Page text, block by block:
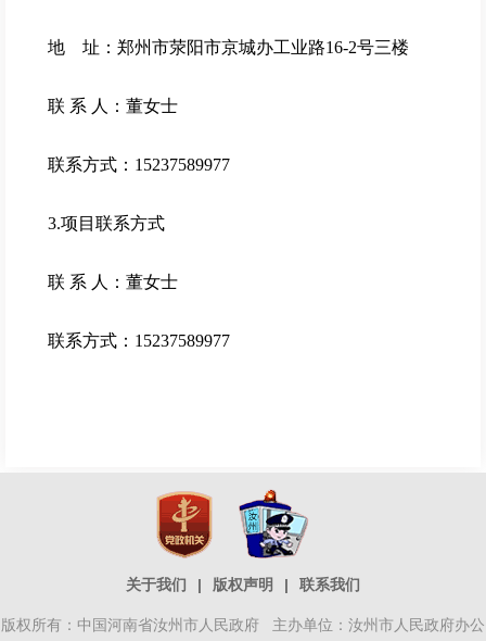
地 址：郑州市荥阳市京城办工业路16-2号三楼
联 系 人：董女士
联系方式：15237589977
3.项目联系方式
联 系 人：董女士
联系方式：15237589977
关于我们 | 版权声明 | 联系我们
版权所有：中国河南省汝州市人民政府 主办单位：汝州市人民政府办公